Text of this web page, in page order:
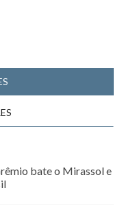
bate o Mirassol e